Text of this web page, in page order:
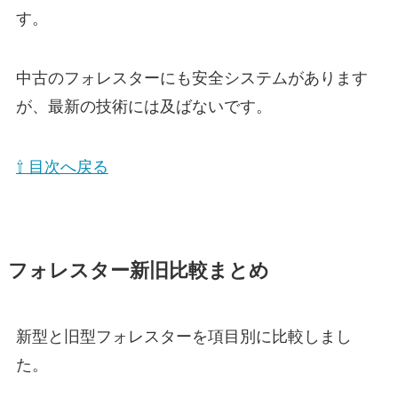
す。
中古のフォレスターにも安全システムがあります
が、最新の技術には及ばないです。
⇧ 目次へ戻る
フォレスター新旧比較まとめ
新型と旧型フォレスターを項目別に比較しまし
た。